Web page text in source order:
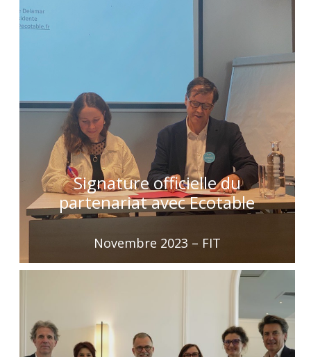
Signature officielle du
partenariat avec Ecotable
Novembre 2023 – FIT